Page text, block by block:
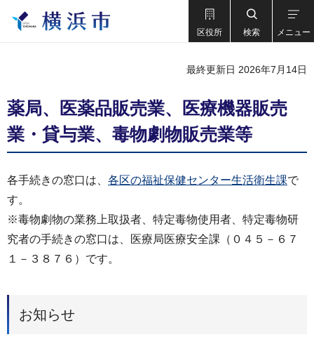
区役所 検索 メニュー
最終更新日 2026年7月14日
薬局、医薬品販売業、医療機器販売
業・貸与業、毒物劇物販売業等
各手続きの窓口は、 各区の福祉保健センター生活衛生課で
す。
※毒物劇物の業務上取扱者、特定毒物使用者、特定毒物研
究者の手続きの窓口は、医療局医療安全課（０４５－６７
１－３８７６）です。
お知らせ